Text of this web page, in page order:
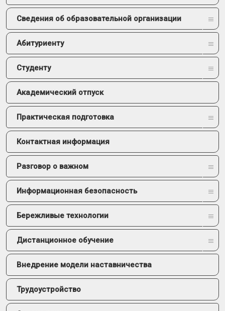
Сведения об образовательной организации
Абитуриенту
Студенту
Академический отпуск
Практическая подготовка
Контактная информация
Разговор о важном
Информационная безопасность
Бережливые технологии
Дистанционное обучение
Внедрение модели наставничества
Трудоустройство